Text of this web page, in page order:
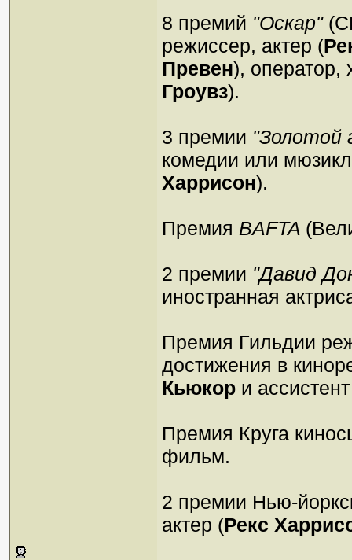
8 премий "Оскар"
режиссер, актер (
Превен), оператор,
Гроувз).
3 премии "Золотой
комедии или
Харрисон).
Премия BAFTA
2 премии "Давид
иностранная
Премия Гильдии
достижения в
Кьюкор и
Премия Круга
фильм.
2 премии Нью-
актер (Рекс